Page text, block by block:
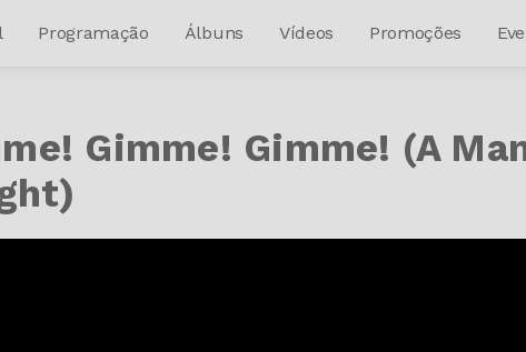
Programação Álbuns Vídeos Promoções
Gimme! Gimme! (A